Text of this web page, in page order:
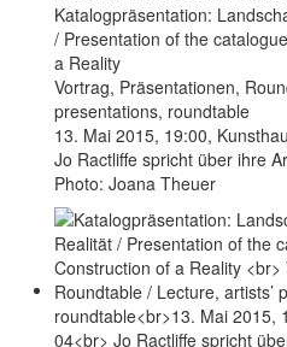
Katalogpräsentation:
/ Presentation of the
a Reality
Vortrag, Präsentationen,
presentations, roundtable
13. Mai 2015, 19:00,
Jo Ractliffe spricht über ihre
Photo: Joana Theuer